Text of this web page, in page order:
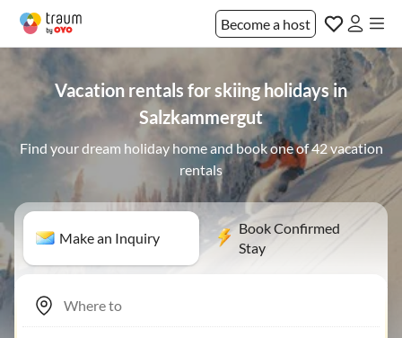
Become a host
Vacation rentals for skiing holidays in
Salzkammergut
Find your dream holiday home and book one of 42 vacation
rentals
Make an Inquiry
Book Confirmed
Stay